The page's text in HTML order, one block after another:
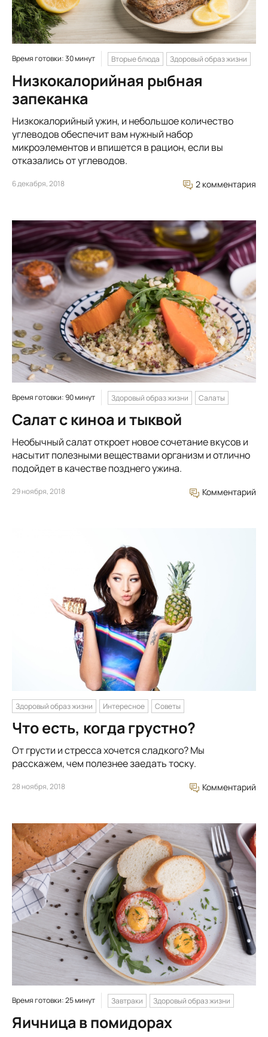
Время готовки: 30 минут Вторые блюда Здоровый образ жизни
Низкокалорийная рыбная
запеканка
Низкокалорийный ужин, и небольшое количество
углеводов обеспечит вам нужный набор
микроэлементов и впишется в рацион, если вы
отказались от углеводов.
6 декабря, 2018 2 комментария
Время готовки: 90 минут Здоровый образ жизни Салаты
Салат с киноа и тыквой
Необычный салат откроет новое сочетание вкусов и
насытит полезными веществами организм и отлично
подойдет в качестве позднего ужина.
29 ноября, 2018 Комментарий
Здоровый образ жизни Интересное Советы
Что есть, когда грустно?
От грусти и стресса хочется сладкого? Мы
расскажем, чем полезнее заедать тоску.
28 ноября, 2018 Комментарий
Время готовки: 25 минут Завтраки Здоровый образ жизни
Яичница в помидорах